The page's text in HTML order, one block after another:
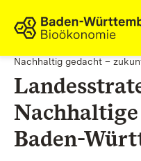
Zum Inhalt
Link zur Startseite
Nachhaltig gedacht –
Baden-